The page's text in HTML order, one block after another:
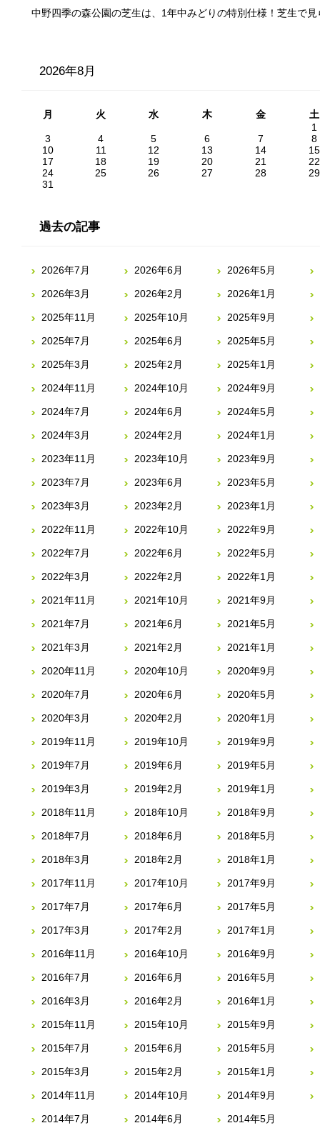
中野四季の森公園の芝生は、1年中みどりの特別仕様！芝生で
2026年8月
月 火 水 木 金
土
1
3
4 5 6 7
8
10
11 12 13 14
15
17
18 19 20 21
22
24
25 26 27 28
29
31
過去の記事
2026年7月 2026年6月 2026年5月
2026年3月 2026年2月 2026年1月
2025年11月 2025年10月 2025年9月
2025年7月 2025年6月 2025年5月
2025年3月 2025年2月 2025年1月
2024年11月 2024年10月 2024年9月
2024年7月 2024年6月 2024年5月
2024年3月 2024年2月 2024年1月
2023年11月 2023年10月 2023年9月
2023年7月 2023年6月 2023年5月
2023年3月 2023年2月 2023年1月
2022年11月 2022年10月 2022年9月
2022年7月 2022年6月 2022年5月
2022年3月 2022年2月 2022年1月
2021年11月 2021年10月 2021年9月
2021年7月 2021年6月 2021年5月
2021年3月 2021年2月 2021年1月
2020年11月 2020年10月 2020年9月
2020年7月 2020年6月 2020年5月
2020年3月 2020年2月 2020年1月
2019年11月 2019年10月 2019年9月
2019年7月 2019年6月 2019年5月
2019年3月 2019年2月 2019年1月
2018年11月 2018年10月 2018年9月
2018年7月 2018年6月 2018年5月
2018年3月 2018年2月 2018年1月
2017年11月 2017年10月 2017年9月
2017年7月 2017年6月 2017年5月
2017年3月 2017年2月 2017年1月
2016年11月 2016年10月 2016年9月
2016年7月 2016年6月 2016年5月
2016年3月 2016年2月 2016年1月
2015年11月 2015年10月 2015年9月
2015年7月 2015年6月 2015年5月
2015年3月 2015年2月 2015年1月
2014年11月 2014年10月 2014年9月
2014年7月 2014年6月 2014年5月